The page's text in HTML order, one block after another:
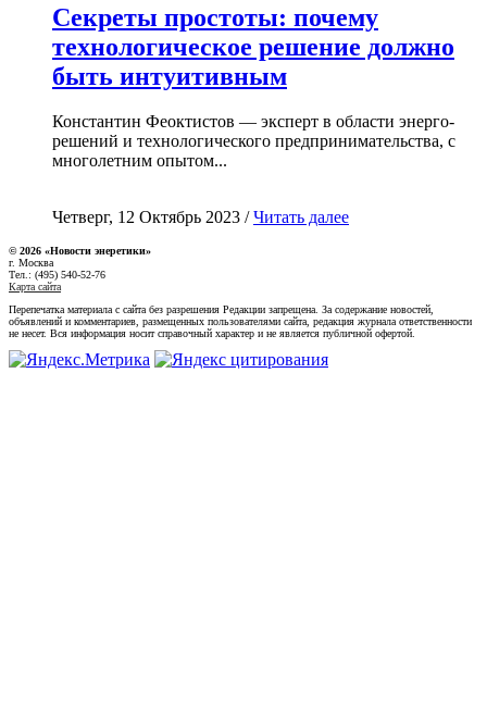
Секреты простоты: почему
технологическое решение должно
быть интуитивным
Константин Феоктистов — эксперт в области энерго-
решений и технологического предпринимательства, с
многолетним опытом...
Четверг, 12 Октябрь 2023 /Читать далее
© 2026 «Новости энеретики»
г. Москва
Тел.: (495) 540-52-76
Карта сайта
Перепечатка материала с сайта без разрешения Редакции запрещена. За содержание новостей,
объявлений и комментариев, размещенных пользователями сайта, редакция журнала ответственности
не несет. Вся информация носит справочный характер и не является публичной офертой.